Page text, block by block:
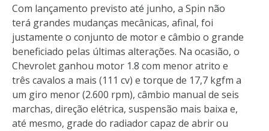
Com lançamento previsto até junho, a Spin não
terá grandes mudanças mecânicas, afinal, foi
justamente o conjunto de motor e câmbio o grande
beneficiado pelas últimas alterações. Na ocasião, o
Chevrolet ganhou motor 1.8 com menor atrito e
três cavalos a mais (111 cv) e torque de 17,7 kgfm a
um giro menor (2.600 rpm), câmbio manual de seis
marchas, direção elétrica, suspensão mais baixa e,
até mesmo, grade do radiador capaz de abrir ou